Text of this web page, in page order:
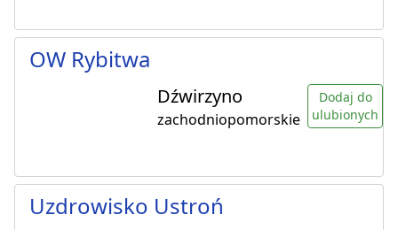
OW Rybitwa
Dźwirzyno
zachodniopomorskie
Dodaj do
ulubionych
Uzdrowisko Ustroń